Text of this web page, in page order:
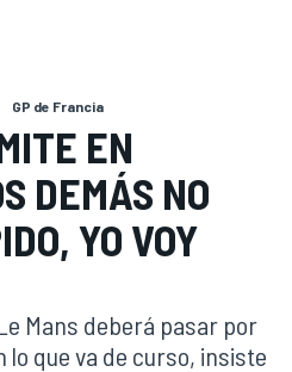
GP de Francia
EN
DEMÁS NO
YO VOY
Mans deberá pasar por
lo que va de curso, insiste